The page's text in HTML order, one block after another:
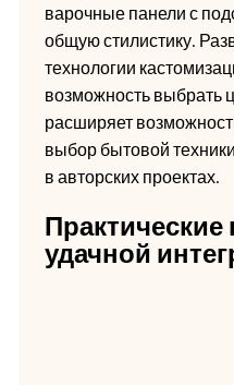
варочные панели с
общую стилистику.
технологии
возможность выбрать
расширяет
выбор бытовой
в авторских проектах.
удачной